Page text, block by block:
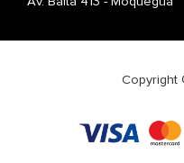
Copyright